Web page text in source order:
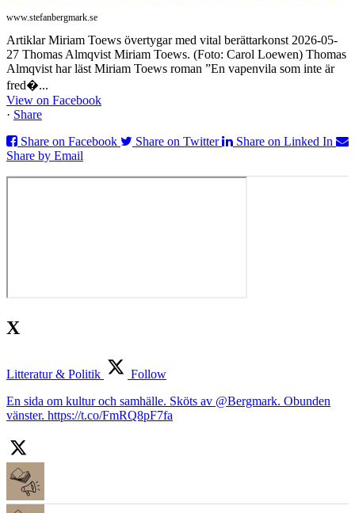
www.stefanbergmark.se
Artiklar Miriam Toews övertygar med vital berättarkonst 2026-05-
27 Thomas Almqvist Miriam Toews. (Foto: Carol Loewen) Thomas
Almqvist har läst Miriam Toews roman ”En vapenvila som inte är
fred�...
View on Facebook
· Share
Share on Facebook
Share on Twitter
Share on Linked In
Share by Email
X
Litteratur & Politik
Follow
En sida om kultur och samhälle. Sköts av @Bergmark. Obunden
vänster. https://t.co/FmRQ8pF7fa